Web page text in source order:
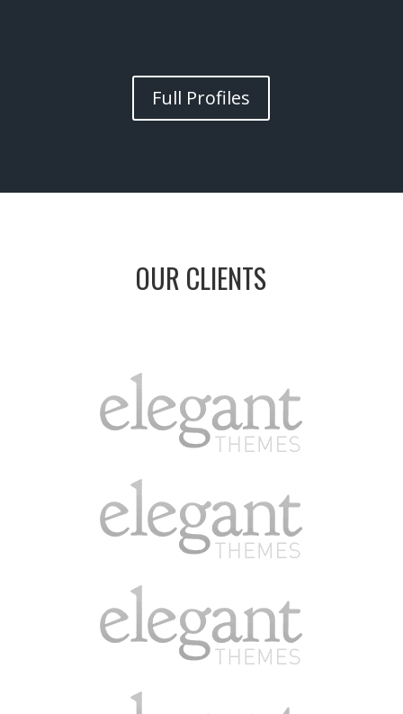
Full Profiles
OUR CLIENTS